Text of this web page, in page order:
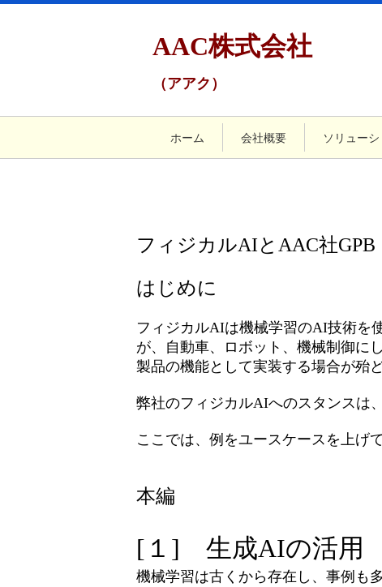
AAC株式会社
（アアク）
ホーム 会社概要 ソリューシ
フィジカルAIとAAC社GPB
はじめに
フィジカルAIは機械学習のAI技術を
が、自動車、ロボット、機械制御に
製品の機能として実装する場合が殆ど
弊社のフィジカルAIへのスタンスは
ここでは、例をユースケースを上げ
本編
[１] 生成AIの活用
機械学習は古くから存在し、事例も